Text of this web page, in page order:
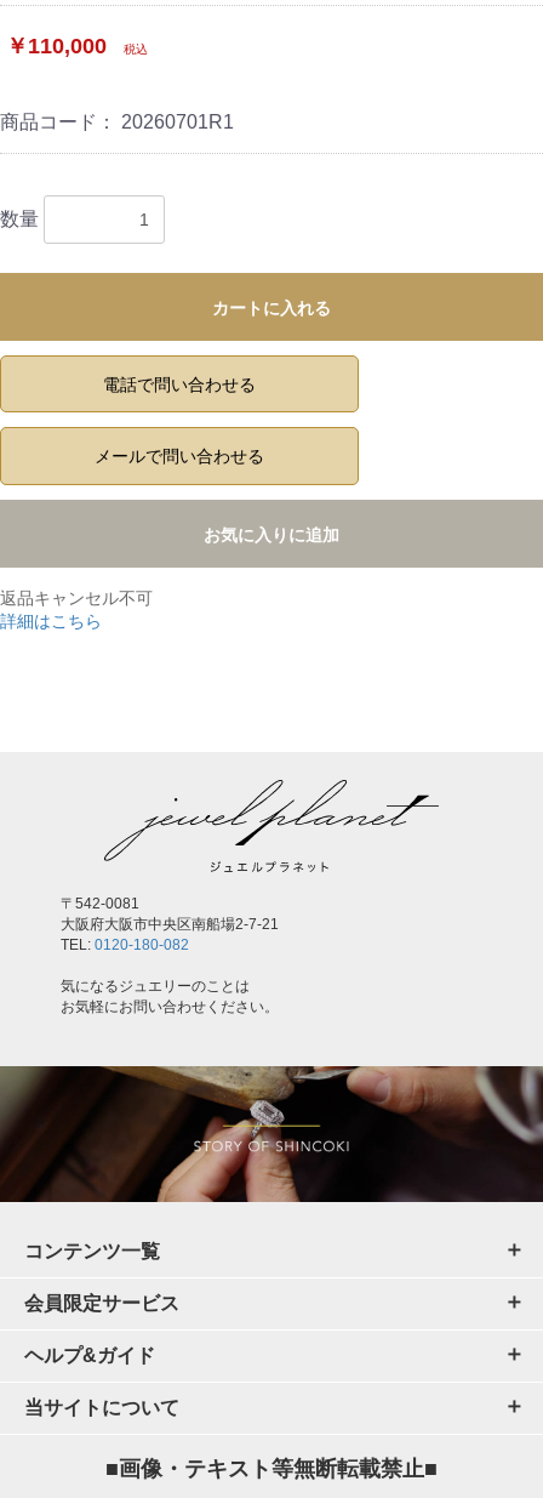
￥110,000 税込
商品コード： 20260701R1
数量
カートに入れる
電話で問い合わせる
メールで問い合わせる
お気に入りに追加
返品キャンセル不可
詳細はこちら
〒542-0081
大阪府大阪市中央区南船場2-7-21
TEL: 0120-180-082
気になるジュエリーのことは
お気軽にお問い合わせください。
コンテンツ一覧
会員限定サービス
ヘルプ&ガイド
当サイトについて
■画像・テキスト等無断転載禁止■